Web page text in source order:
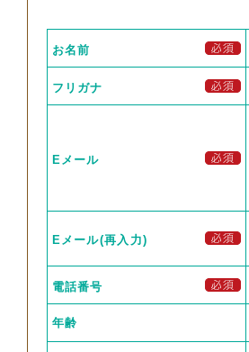
お名前
フリガナ
Eメール
Eメール(再入力)
電話番号
年齢